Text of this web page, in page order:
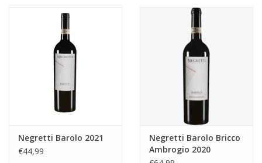
Negretti Barolo 2021
€44,99
Negretti Barolo Bricco
Ambrogio 2020